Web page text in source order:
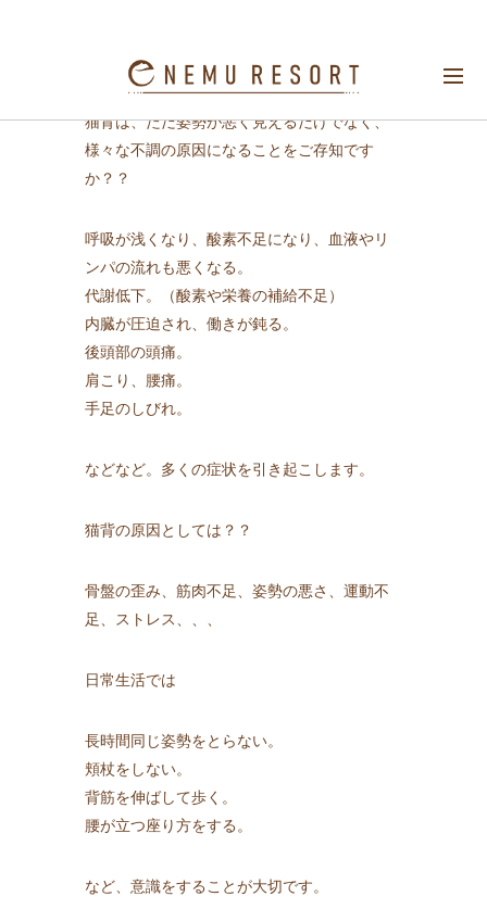
猫背は様々な不調の原因に！
猫背は、ただ姿勢が悪く見えるだけでなく、
様々な不調の原因になることをご存知です
か？？
呼吸が浅くなり、酸素不足になり、血液やリ
ンパの流れも悪くなる。
代謝低下。（酸素や栄養の補給不足）
内臓が圧迫され、働きが鈍る。
後頭部の頭痛。
肩こり、腰痛。
手足のしびれ。
などなど。多くの症状を引き起こします。
猫背の原因としては？？
骨盤の歪み、筋肉不足、姿勢の悪さ、運動不
足、ストレス、、、
日常生活では
長時間同じ姿勢をとらない。
頬杖をしない。
背筋を伸ばして歩く。
腰が立つ座り方をする。
など、意識をすることが大切です。